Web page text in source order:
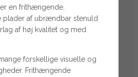
er en frithængende,
plader af ubrændbar stenuld
af høj kvalitet og med
forskellige visuelle og
Frithængende